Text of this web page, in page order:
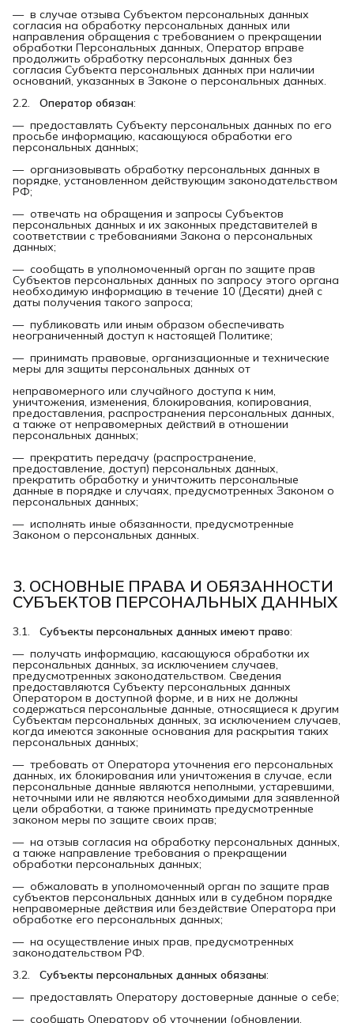
— в случае отзыва Субъектом персональных данных
согласия на обработку персональных данных или
направления обращения с требованием о прекращении
обработки Персональных данных, Оператор вправе
продолжить обработку персональных данных без
согласия Субъекта персональных данных при наличии
оснований, указанных в Законе о персональных данных.
2.2. Оператор обязан:
— предоставлять Субъекту персональных данных по его
просьбе информацию, касающуюся обработки его
персональных данных;
— организовывать обработку персональных данных в
порядке, установленном действующим законодательством
РФ;
— отвечать на обращения и запросы Субъектов
персональных данных и их законных представителей в
соответствии с требованиями Закона о персональных
данных;
— сообщать в уполномоченный орган по защите прав
Субъектов персональных данных по запросу этого органа
необходимую информацию в течение 10 (Десяти) дней с
даты получения такого запроса;
— публиковать или иным образом обеспечивать
неограниченный доступ к настоящей Политике;
— принимать правовые, организационные и технические
меры для защиты персональных данных от
неправомерного или случайного доступа к ним,
уничтожения, изменения, блокирования, копирования,
предоставления, распространения персональных данных,
а также от неправомерных действий в отношении
персональных данных;
— прекратить передачу (распространение,
предоставление, доступ) персональных данных,
прекратить обработку и уничтожить персональные
данные в порядке и случаях, предусмотренных Законом о
персональных данных;
— исполнять иные обязанности, предусмотренные
Законом о персональных данных.
3. ОСНОВНЫЕ ПРАВА И ОБЯЗАННОСТИ
СУБЪЕКТОВ ПЕРСОНАЛЬНЫХ ДАННЫХ
3.1. Субъекты персональных данных имеют право:
— получать информацию, касающуюся обработки их
персональных данных, за исключением случаев,
предусмотренных законодательством. Сведения
предоставляются Субъекту персональных данных
Оператором в доступной форме, и в них не должны
содержаться персональные данные, относящиеся к другим
Субъектам персональных данных, за исключением случаев,
когда имеются законные основания для раскрытия таких
персональных данных;
— требовать от Оператора уточнения его персональных
данных, их блокирования или уничтожения в случае, если
персональные данные являются неполными, устаревшими,
неточными или не являются необходимыми для заявленной
цели обработки, а также принимать предусмотренные
законом меры по защите своих прав;
— на отзыв согласия на обработку персональных данных,
а также направление требования о прекращении
обработки персональных данных;
— обжаловать в уполномоченный орган по защите прав
субъектов персональных данных или в судебном порядке
неправомерные действия или бездействие Оператора при
обработке его персональных данных;
— на осуществление иных прав, предусмотренных
законодательством РФ.
3.2. Субъекты персональных данных обязаны:
— предоставлять Оператору достоверные данные о себе;
— сообщать Оператору об уточнении (обновлении,